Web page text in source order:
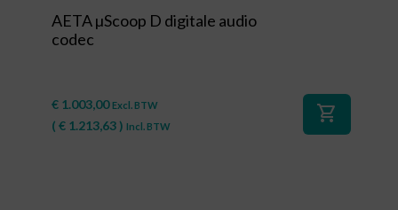
AETA µScoop D digitale audio
codec
€ 1.003,00 Excl. BTW
( € 1.213,63) Incl. BTW
shopping_cart